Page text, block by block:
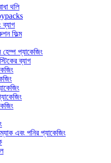
থলি
ব্যাগ
ফিল্ম
হেম্প প্যাকেজিং
ব্যাগ
এবং পনির প্যাকেজিং